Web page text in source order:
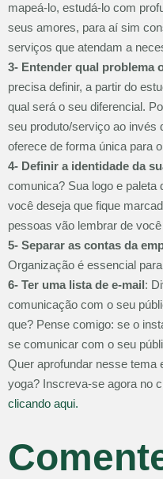
mapeá-lo, estudá-lo com
seus amores, para aí sim
serviços que atendam a
3- Entender qual problema
precisa definir, a partir do
qual será o seu diferencial.
seu produto/serviço ao invés
oferece de forma única para
4- Definir a identidade da
comunica? Sua logo e
você deseja que fique
pessoas vão lembrar de
5- Separar as contas da
Organização é essencial
6- Ter uma lista de e-mail:
comunicação com o seu
que? Pense comigo: se o
se comunicar com o seu
Quer aprofundar nesse tema
yoga? Inscreva-se agora no
clicando aqui.